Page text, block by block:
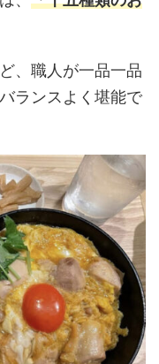
、職人が一品一品
ランスよく堪能で